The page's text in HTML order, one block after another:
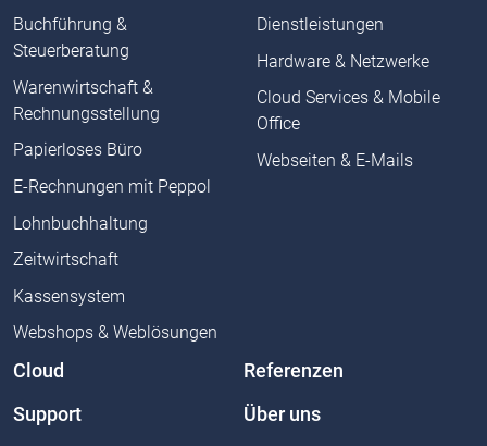
Buchführung &
Steuerberatung
Warenwirtschaft &
Rechnungsstellung
Papierloses Büro
E-Rechnungen mit Peppol
Lohnbuchhaltung
Zeitwirtschaft
Kassensystem
Webshops & Weblösungen
Dienstleistungen
Hardware & Netzwerke
Cloud Services & Mobile
Office
Webseiten & E-Mails
Cloud Referenzen
Support Über uns